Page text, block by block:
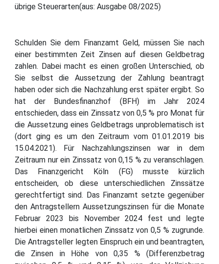
übrige Steuerarten(aus: Ausgabe 08/2025)
Schulden Sie dem Finanzamt Geld, müssen Sie nach
einer bestimmten Zeit Zinsen auf diesen Geldbetrag
zahlen. Dabei macht es einen großen Unterschied, ob
Sie selbst die Aussetzung der Zahlung beantragt
haben oder sich die Nachzahlung erst später ergibt. So
hat der Bundesfinanzhof (BFH) im Jahr 2024
entschieden, dass ein Zinssatz von 0,5 % pro Monat für
die Aussetzung eines Geldbetrags unproblematisch ist
(dort ging es um den Zeitraum vom 01.01.2019 bis
15.04.2021). Für Nachzahlungszinsen war in dem
Zeitraum nur ein Zinssatz von 0,15 % zu veranschlagen.
Das Finanzgericht Köln (FG) musste kürzlich
entscheiden, ob diese unterschiedlichen Zinssätze
gerechtfertigt sind. Das Finanzamt setzte gegenüber
den Antragstellern Aussetzungszinsen für die Monate
Februar 2023 bis November 2024 fest und legte
hierbei einen monatlichen Zinssatz von 0,5 % zugrunde.
Die Antragsteller legten Einspruch ein und beantragten,
die Zinsen in Höhe von 0,35 % (Differenzbetrag